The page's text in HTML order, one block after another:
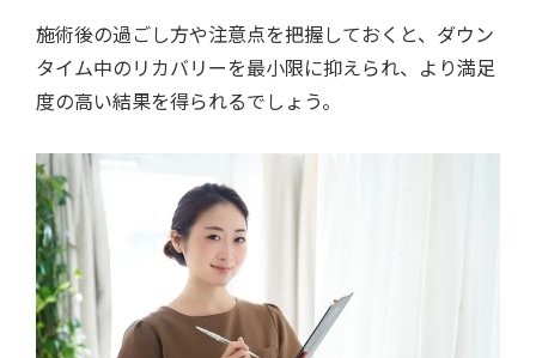
施術後の過ごし方や注意点を把握しておくと、ダウン
タイム中のリカバリーを最小限に抑えられ、より満足
度の高い結果を得られるでしょう。